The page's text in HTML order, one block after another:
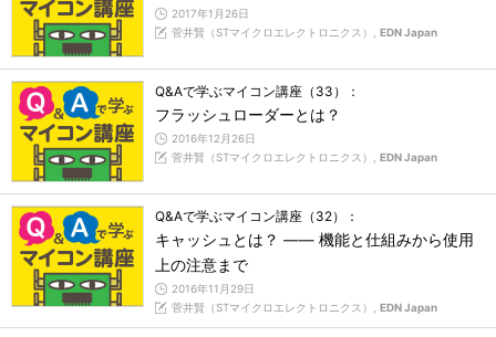
2017年1月26日
菅井賢（STマイクロエレクトロニクス）, EDN Japan
Q&Aで学ぶマイコン講座（33）：
フラッシュローダーとは？
2016年12月26日
菅井賢（STマイクロエレクトロニクス）, EDN Japan
Q&Aで学ぶマイコン講座（32）：
キャッシュとは？ ―― 機能と仕組みから使用
上の注意まで
2016年11月29日
菅井賢（STマイクロエレクトロニクス）, EDN Japan